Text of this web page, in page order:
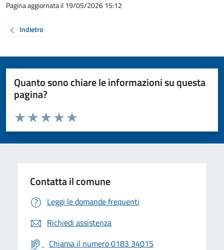
Pagina aggiornata il 19/05/2026 15:12
Indietro
Quanto sono chiare le informazioni su questa
pagina?
Valuta da 1 a 5 stelle la pagina
Valuta 5 stelle su 5
Valuta 4 stelle su 5
Valuta 3 stelle su 5
Valuta 2 stelle su 5
Valuta 1 stelle su 5
Contatta il comune
Leggi le domande frequenti
Richiedi assistenza
Chiama il numero 0183 34015